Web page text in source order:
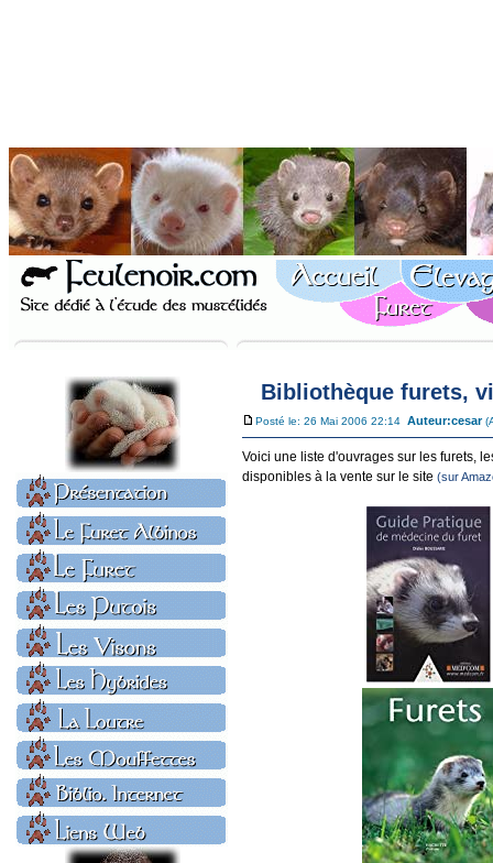
Bibliothèque furets,
Posté le: 26 Mai 2006 22:14 Auteur:cesar
Voici une liste d'ouvrages sur les furets,
disponibles à la vente sur le site (sur